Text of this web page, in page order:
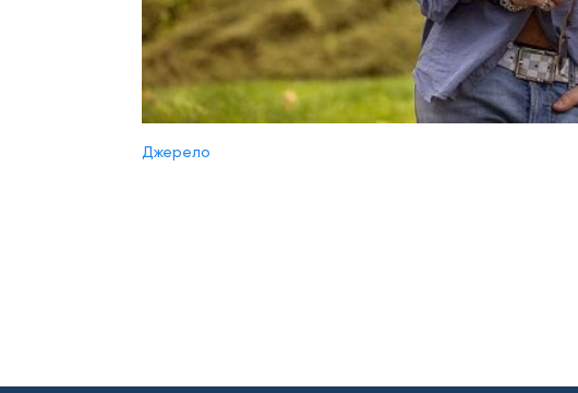
Джерело